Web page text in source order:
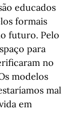
educados
formais
futuro. Pelo
para
no
modelos
mal
em